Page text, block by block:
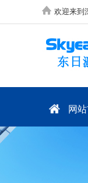
欢迎来到
网